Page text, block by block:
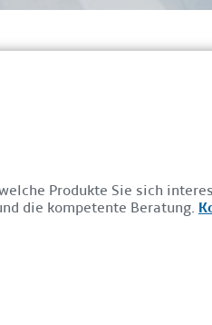
Produkte Sie sich
die kompetente Beratung.